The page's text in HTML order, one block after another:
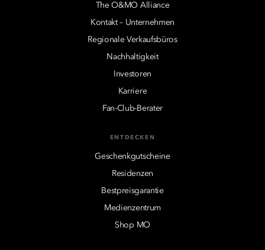
The O&MO Alliance
Kontakt – Unternehmen
Regionale Verkaufsbüros
Nachhaltigkeit
Investoren
Karriere
Fan-Club-Berater
ENTDECKEN
Geschenkgutscheine
Residenzen
Bestpreisgarantie
Medienzentrum
Shop MO